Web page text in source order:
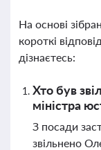
На основі
короткі
дізнаєтесь:
Хто був
міністра
З посади
звільнено